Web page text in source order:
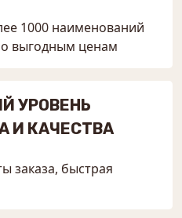
1000 наименований
выгодным ценам
УРОВЕНЬ
И КАЧЕСТВА
заказа, быстрая